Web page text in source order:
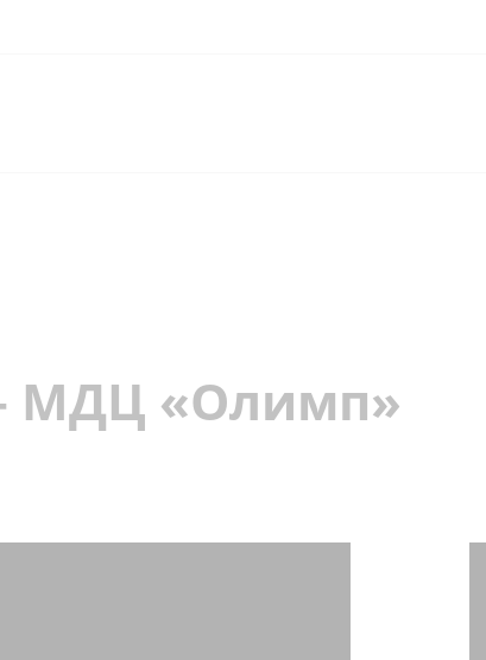
МДЦ «Олимп»